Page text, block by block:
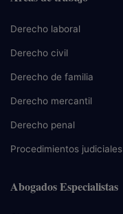
Derecho laboral
Derecho civil
Derecho de familia
Derecho mercantil
Derecho penal
Procedimientos judiciales
Abogados Especialistas